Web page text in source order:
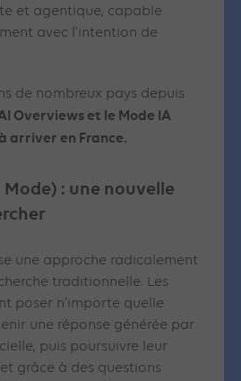
et agentique, capable
avec l’intention de
de nombreux pays depuis
Overviews et le Mode IA
arriver en France.
Mode) : une nouvelle
une approche radicalement
traditionnelle. Les
poser n’importe quelle
une réponse générée par
puis poursuivre leur
grâce à des questions